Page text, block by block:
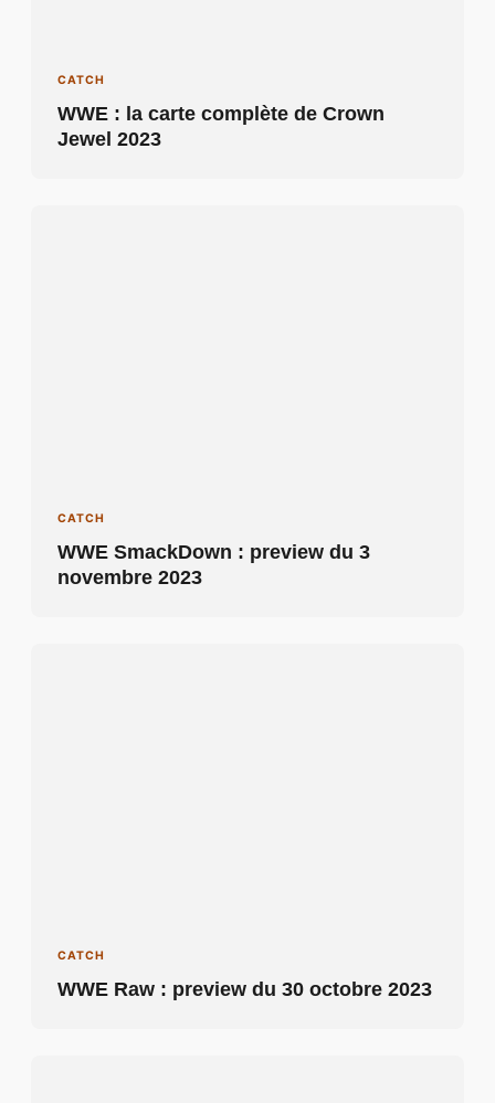
CATCH
WWE : la carte complète de Crown
Jewel 2023
CATCH
WWE SmackDown : preview du 3
novembre 2023
CATCH
WWE Raw : preview du 30 octobre 2023